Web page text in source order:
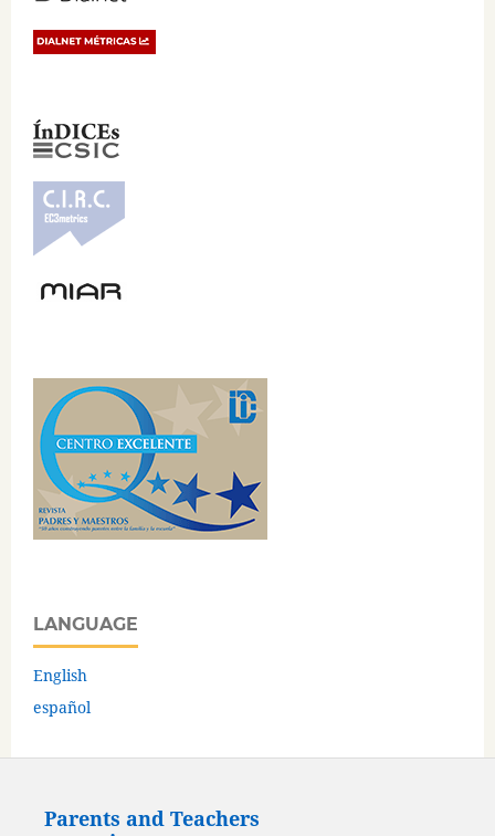
LANGUAGE
English
español
Parents and Teachers